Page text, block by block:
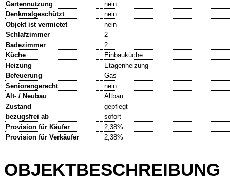
Gartennutzung
nein
Denkmalgeschützt
nein
Objekt ist vermietet
nein
Schlafzimmer
2
Badezimmer
2
Küche
Einbauküche
Heizung
Etagenheizung
Befeuerung
Gas
Seniorengerecht
nein
Alt- / Neubau
Altbau
Zustand
gepflegt
bezugsfrei ab
sofort
Provision für Käufer
2,38%
Provision für Verkäufer
2,38%
OBJEKTBESCHREIBUNG